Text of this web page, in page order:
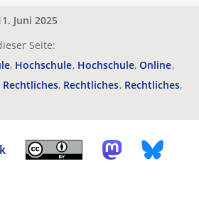
Juni 2025
Seite:
Hochschule Hochschule Online
Rechtliches Rechtliches Rechtliches